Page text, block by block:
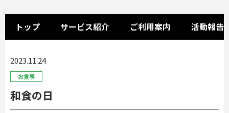
トップ サービス紹介 ご利用案内 活動報告
2023.11.24
お食事
和食の日